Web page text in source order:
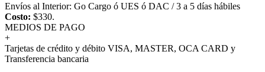
Envíos al Interior: Go Cargo ó UES ó DAC / 3 a 5 días hábiles
Costo: $330.
MEDIOS DE PAGO
+
Tarjetas de crédito y débito VISA, MASTER, OCA CARD y
Transferencia bancaria